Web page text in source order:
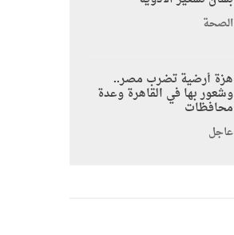
الصحة
هزة أرضية تضرب مصر..
وشعور بها في القاهرة وعدة
محافظات
عاجل